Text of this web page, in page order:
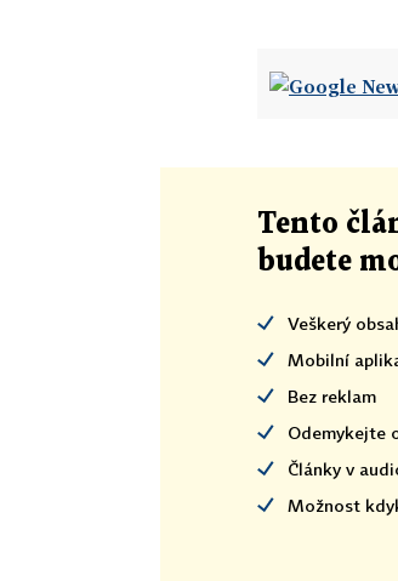
Tento
budete
Veškerý
Mobilní
Bez reklam
Odemykejte
Články v
Možnost